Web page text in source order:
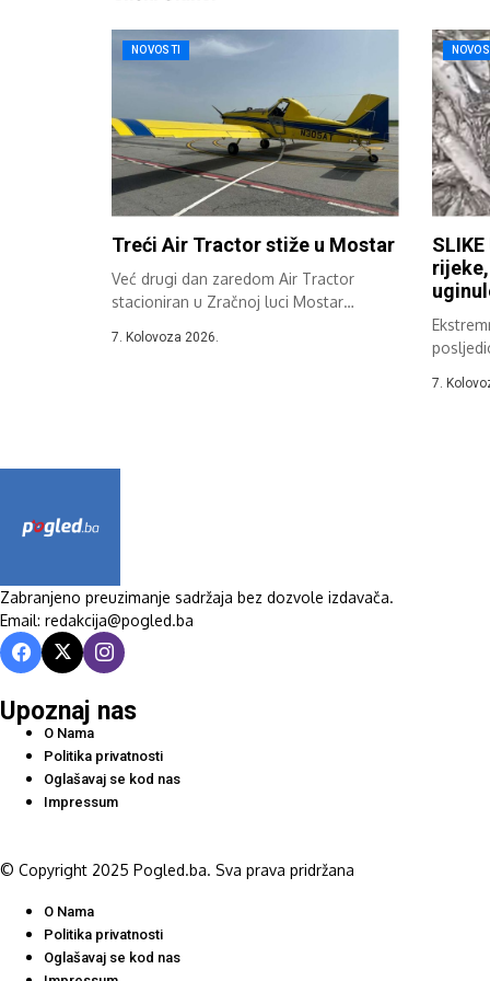
NOVOSTI
Treći Air Tractor stiže u Mostar
Već drugi dan zaredom Air Tractor
stacioniran u Zračnoj luci Mostar
7. Kolovoza 2026.
7.
Zabranjeno preuzimanje sadržaja bez dozvole izdavača.
Email: redakcija@pogled.ba
Upoznaj nas
O Nama
Politika privatnosti
Oglašavaj se kod nas
Impressum
© Copyright 2025 Pogled.ba. Sva prava pridržana
O Nama
Politika privatnosti
Oglašavaj se kod nas